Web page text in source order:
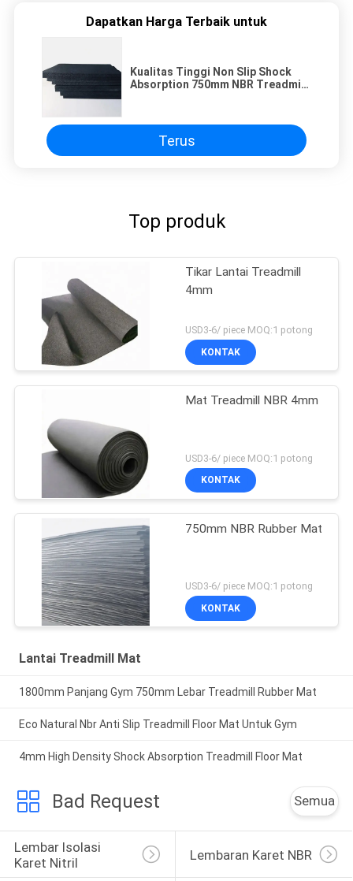
Dapatkan Harga Terbaik untuk
Kualitas Tinggi Non Slip Shock
Absorption 750mm NBR Treadmill
Terus
Top produk
Tikar Lantai Treadmill
4mm
USD3-6/ piece MOQ:1 potong
KONTAK
Mat Treadmill NBR 4mm
USD3-6/ piece MOQ:1 potong
KONTAK
750mm NBR Rubber Mat
USD3-6/ piece MOQ:1 potong
KONTAK
Lantai Treadmill Mat
1800mm Panjang Gym 750mm Lebar Treadmill Rubber Mat
Eco Natural Nbr Anti Slip Treadmill Floor Mat Untuk Gym
4mm High Density Shock Absorption Treadmill Floor Mat
Bad Request Semua
Lembar Isolasi
Karet Nitril
Lembaran Karet NBR